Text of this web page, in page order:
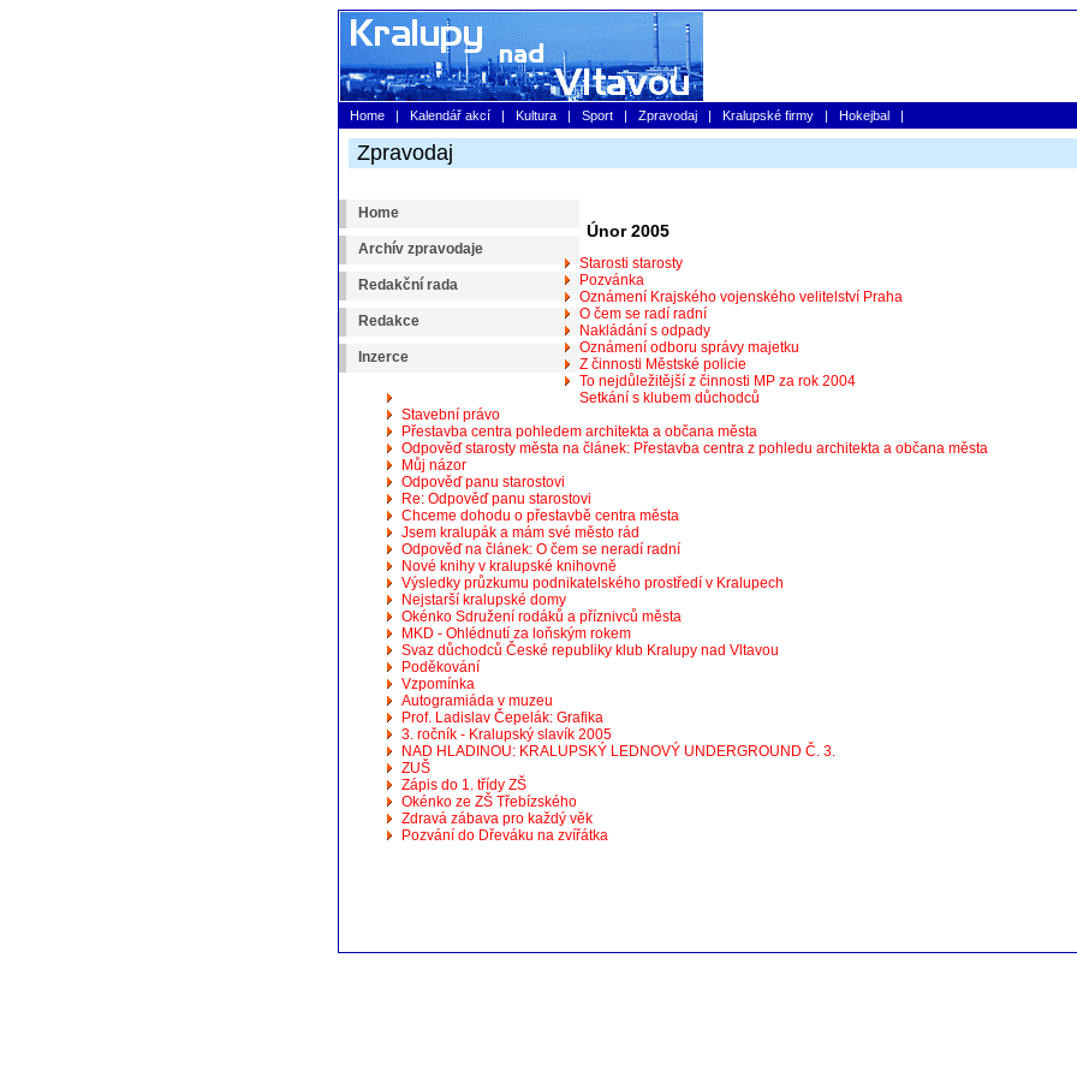
Home | Kalendář akcí | Kultura | Sport | Zpravodaj | Kralupské firmy | Hokejbal |
Zpravodaj
Home
Archív zpravodaje
Redakční rada
Redakce
Inzerce
Únor 2005
Starosti starosty
Pozvánka
Oznámení Krajského vojenského velitelství Praha
O čem se radí radní
Nakládání s odpady
Oznámení odboru správy majetku
Z činnosti Městské policie
To nejdůležitější z činnosti MP za rok 2004
Setkání s klubem důchodců
Stavební právo
Přestavba centra pohledem architekta a občana města
Odpověď starosty města na článek: Přestavba centra z pohledu architekta a občana města
Můj názor
Odpověď panu starostovi
Re: Odpověď panu starostovi
Chceme dohodu o přestavbě centra města
Jsem kralupák a mám své město rád
Odpověď na článek: O čem se neradí radní
Nové knihy v kralupské knihovně
Výsledky průzkumu podnikatelského prostředí v Kralupech
Nejstarší kralupské domy
Okénko Sdružení rodáků a příznivců města
MKD - Ohlédnutí za loňským rokem
Svaz důchodců České republiky klub Kralupy nad Vltavou
Poděkování
Vzpomínka
Autogramiáda v muzeu
Prof. Ladislav Čepelák: Grafika
3. ročník - Kralupský slavík 2005
NAD HLADINOU: KRALUPSKÝ LEDNOVÝ UNDERGROUND Č. 3.
ZUŠ
Zápis do 1. třídy ZŠ
Okénko ze ZŠ Třebízského
Zdravá zábava pro každý věk
Pozvání do Dřeváku na zvířátka